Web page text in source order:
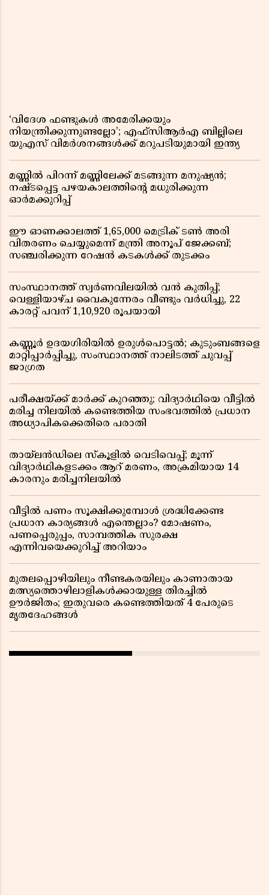
‘വിദേശ ഫണ്ടുകൾ അമേരിക്കയും
നിയന്ത്രിക്കുന്നുണ്ടല്ലോ’; എഫ്സിആർഎ ബില്ലിലെ
യുഎസ് വിമർശനങ്ങൾക്ക് മറുപടിയുമായി ഇന്ത്യ
മണ്ണിൽ പിറന്ന് മണ്ണിലേക്ക് മടങ്ങുന്ന മനുഷ്യൻ;
നഷ്ടപ്പെട്ട പഴയകാലത്തിൻ്റെ മധുരിക്കുന്ന
ഓർമക്കുറിപ്പ്
ഈ ഓണക്കാലത്ത് 1,65,000 മെട്രിക് ടൺ അരി
വിതരണം ചെയ്യുമെന്ന് മന്ത്രി അനൂപ് ജേക്കബ്;
സഞ്ചരിക്കുന്ന റേഷൻ കടകൾക്ക് തുടക്കം
സംസ്ഥാനത്ത് സ്വർണവിലയിൽ വൻ കുതിപ്പ്;
വെള്ളിയാഴ്ച വൈകുന്നേരം വീണ്ടും വർധിച്ചു, 22
കാരറ്റ് പവന് 1,10,920 രൂപയായി
കണ്ണൂർ ഉദയഗിരിയിൽ ഉരുൾപൊട്ടൽ; കുടുംബങ്ങളെ
മാറ്റിപ്പാർപ്പിച്ചു, സംസ്ഥാനത്ത് നാലിടത്ത് ചുവപ്പ്
ജാഗ്രത
പരീക്ഷയ്ക്ക് മാർക്ക് കുറഞ്ഞു; വിദ്യാർഥിയെ വീട്ടിൽ
മരിച്ച നിലയിൽ കണ്ടെത്തിയ സംഭവത്തിൽ പ്രധാന
അധ്യാപികക്കെതിരെ പരാതി
തായ്‌ലൻഡിലെ സ്‌കൂളിൽ വെടിവെപ്പ്; മൂന്ന്
വിദ്യാർഥികളടക്കം ആറ് മരണം, അക്രമിയായ 14
കാരനും മരിച്ചനിലയിൽ
വീട്ടിൽ പണം സൂക്ഷിക്കുമ്പോൾ ശ്രദ്ധിക്കേണ്ട
പ്രധാന കാര്യങ്ങൾ എന്തെല്ലാം? മോഷണം,
പണപ്പെരുപ്പം, സാമ്പത്തിക സുരക്ഷ
എന്നിവയെക്കുറിച്ച് അറിയാം
മുതലപ്പൊഴിയിലും നീണ്ടകരയിലും കാണാതായ
മത്സ്യത്തൊഴിലാളികൾക്കായുള്ള തിരച്ചിൽ
ഊർജിതം; ഇതുവരെ കണ്ടെത്തിയത് 4 പേരുടെ
മൃതദേഹങ്ങൾ